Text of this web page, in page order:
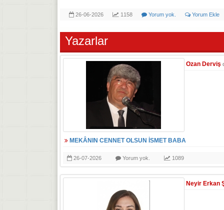
26-06-2026 1158 Yorum yok. Yorum Ekle
Yazarlar
Ozan Derviş
MEKÂNIN CENNET OLSUN İSMET BABA
26-07-2026 Yorum yok. 1089
Neyir Erkan